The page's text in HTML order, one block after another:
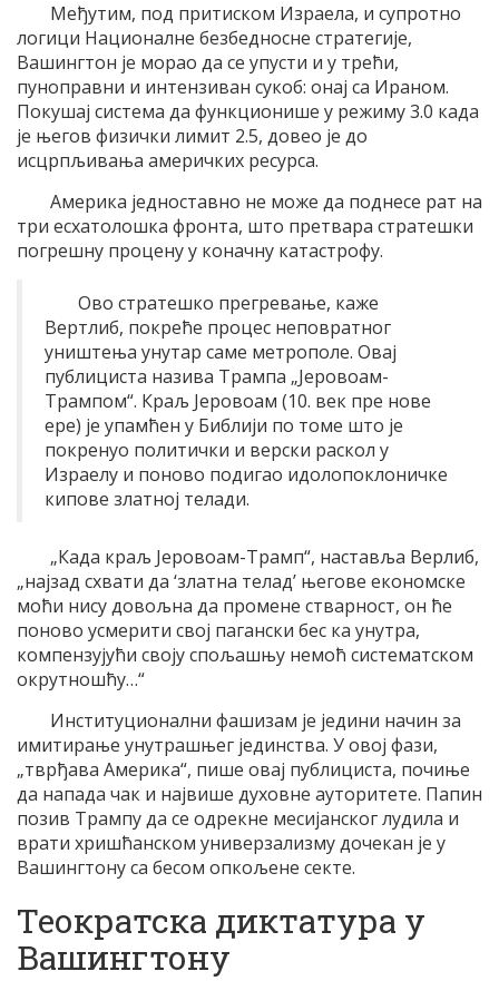
Међутим, под притиском Израела, и супротно
логици Националне безбедносне стратегије,
Вашингтон је морао да се упусти и у трећи,
пуноправни и интензиван сукоб: онај са Ираном.
Покушај система да функционише у режиму 3.0 када
је његов физички лимит 2.5, довео је до
исцрпљивања америчких ресурса.
Америка једноставно не може да поднесе рат на
три есхатолошка фронта, што претвара стратешки
погрешну процену у коначну катастрофу.
Ово стратешко прегревање, каже
Вертлиб, покреће процес неповратног
уништења унутар саме метрополе. Овај
публициста назива Трампа „Јеровоам-
Трампом“. Краљ Јеровоам (10. век пре нове
ере) је упамћен у Библији по томе што је
покренуо политички и верски раскол у
Израелу и поново подигао идолопоклоничке
кипове златној телади.
„Када краљ Јеровоам-Трамп“, наставља Верлиб,
„најзад схвати да ‘златна телад’ његове економске
моћи нису довољна да промене стварност, он ће
поново усмерити свој пагански бес ка унутра,
компензујући своју спољашњу немоћ систематском
окрутношћу…“
Институционални фашизам је једини начин за
имитирање унутрашњег јединства. У овој фази,
„тврђава Америка“, пише овај публициста, почиње
да напада чак и највише духовне ауторитете. Папин
позив Трампу да се одрекне месијанског лудила и
врати хришћанском универзализму дочекан је у
Вашингтону са бесом опкољене секте.
Теократска диктатура у
Вашингтону